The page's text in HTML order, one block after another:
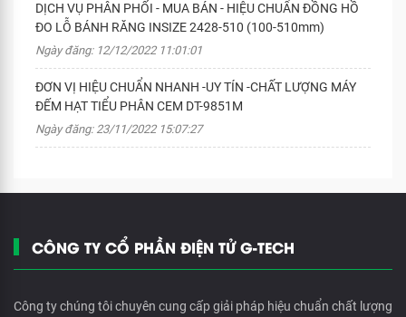
DỊCH VỤ PHÂN PHỐI - MUA BÁN - HIỆU CHUẨN ĐỒNG HỒ
ĐO LỖ BÁNH RĂNG INSIZE 2428-510 (100-510mm)
Ngày đăng: 12/12/2022 11:01:01
ĐƠN VỊ HIỆU CHUẨN NHANH -UY TÍN -CHẤT LƯỢNG MÁY
ĐẾM HẠT TIỂU PHÂN CEM DT-9851M
Ngày đăng: 23/11/2022 15:07:27
CÔNG TY CỔ PHẦN ĐIỆN TỬ G-TECH
Công ty chúng tôi chuyên cung cấp giải pháp hiệu chuẩn chất lượng